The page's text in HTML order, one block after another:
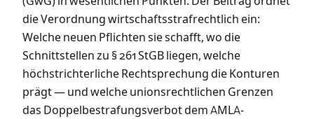
die Verordnung wirtschaftsstrafrechtlich ein:
Welche neuen Pflichten sie schafft, wo die
Schnittstellen zu § 261 StGB liegen, welche
höchstrichterliche Rechtsprechung die Konturen
prägt — und welche unionsrechtlichen Grenzen
das Doppelbestrafungsverbot dem AMLA-